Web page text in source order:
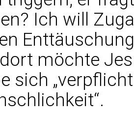
Ich will
möchte
sich